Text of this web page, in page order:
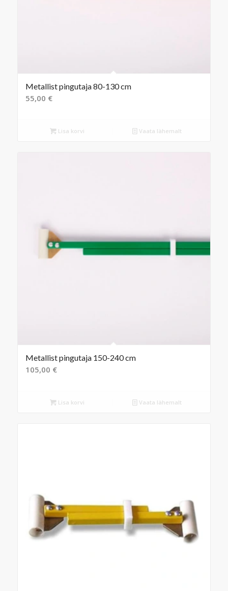
Metallist pingutaja 80-130 cm
55,00 €
Lisa korvi Vaata lähemalt
Metallist pingutaja 150-240 cm
105,00 €
Lisa korvi Vaata lähemalt